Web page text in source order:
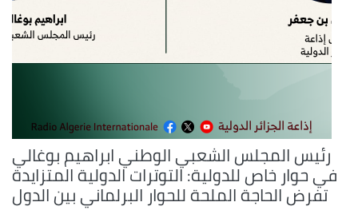
رئيس المجلس الشعبي الوطني ابراهيم بوغالي
في حوار خاص للدولية: التوترات الدولية المتزايدة
تفرض الحاجة الملحة للحوار البرلماني بين الدول